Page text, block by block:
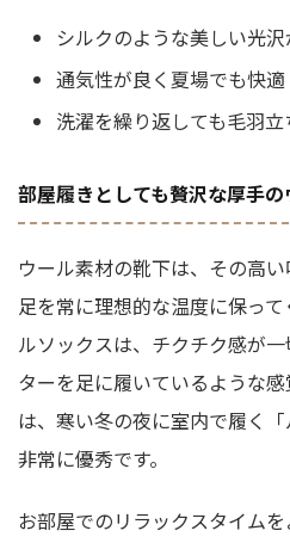
シルクのような美しい光沢
通気性が良く夏場でも快適
洗濯を繰り返しても毛羽
部屋履きとしても贅沢な厚手
ウール素材の靴下は、その高い
足を常に理想的な温度に保っ
ルソックスは、チクチク感が
ターを足に履いているような
は、寒い冬の夜に室内で履く
非常に優秀です。
お部屋でのリラックスタイム